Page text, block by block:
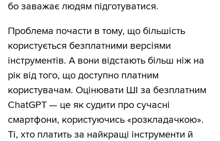
бо заважає людям підготуватися.
Проблема почасти в тому, що більшість
користується безплатними версіями
інструментів. А вони відстають більш ніж на
рік від того, що доступно платним
користувачам. Оцінювати ШІ за безплатним
ChatGPT — це як судити про сучасні
смартфони, користуючись «розкладачкою».
Ті, хто платить за найкращі інструменти й